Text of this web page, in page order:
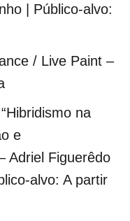
| Público-alvo:
/ Live Paint –
na
e
Adriel Figuerêdo
alvo: A partir